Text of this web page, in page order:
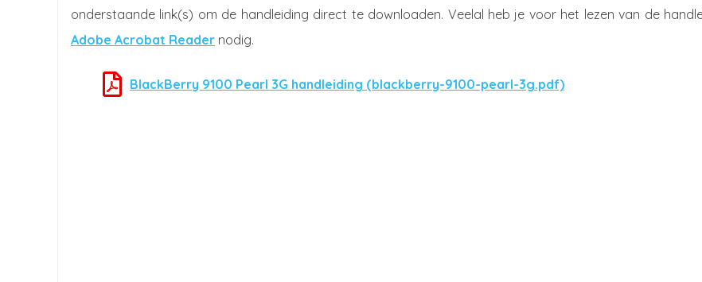
onderstaande link(s) om de handleiding direct te downloaden. Veelal heb je voor het lezen van de
Adobe Acrobat Reader nodig.
BlackBerry 9100 Pearl 3G handleiding (blackberry-9100-pearl-3g.pdf)